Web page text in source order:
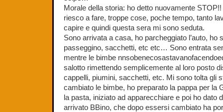
Morale della storia: ho detto nuovamente
riesco a fare, troppe cose, poche tempo, tanto
capire e quindi questa sera mi sono seduta.
Sono arrivata a casa, ho parcheggiato l’auto, ho
passeggino, sacchetti, etc etc… Sono entrata
mentre le bimbe
salotto rimettendo semplicemente al loro posto
cappelli, piumini, sacchetti, etc. Mi sono tolta gli
cambiato le bimbe, ho preparato la pappa per la
la pasta, iniziato ad apparecchiare e poi ho dato
arrivato BBino, che dopo essersi cambiato ha